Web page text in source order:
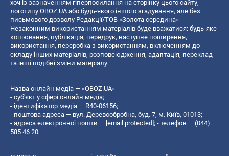
хоч із зазначенням гіперпосилання на сторінку цього сайту,
логотипу OBOZ.UA або будь-якого іншого згадування, але без
письмового дозволу Редакції/ТОВ «Золота середина»
Незаконним використанням матеріалів буде вважатися: будь-яке
копiювання, публiкацiя, передрук, наступне поширення,
використання, переробка з використанням, включенням до
складу інших матеріалів, розповсюдження, адаптація, переклад
та інші подібні зміни матеріалу.
Назва онлайн медіа — «OBOZ.UA»
- суб'єкт у сфері онлайн медіа;
- ідентифікатор медіа — R40-06156;
- поштова адреса — вул. Деревообробна, буд. 7, м. Київ, 01013;
- адреса електронної пошти — [email protected]; - телефон — (044)
585 46 20